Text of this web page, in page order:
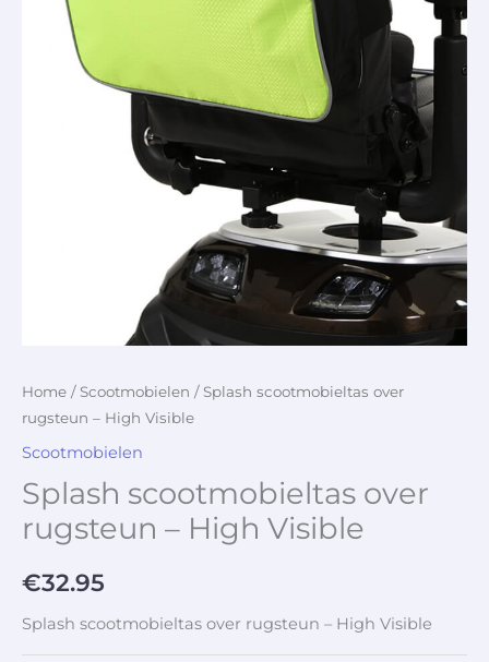
Home / Scootmobielen / Splash scootmobieltas over
rugsteun – High Visible
Scootmobielen
Splash scootmobieltas over
rugsteun – High Visible
€32.95
Splash scootmobieltas over rugsteun – High Visible